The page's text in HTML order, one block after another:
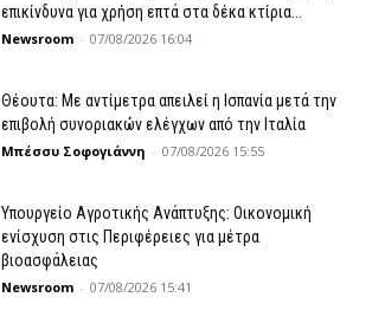
επικίνδυνα για χρήση επτά στα δέκα κτίρια...
Newsroom - 07/08/2026 16:04
Θέουτα: Με αντίμετρα απειλεί η Ισπανία μετά την
επιβολή συνοριακών ελέγχων από την Ιταλία
Μπέσσυ Σοφογιάννη - 07/08/2026 15:55
Υπουργείο Αγροτικής Ανάπτυξης: Οικονομική
ενίσχυση στις Περιφέρειες για μέτρα
βιοασφάλειας
Newsroom - 07/08/2026 15:41